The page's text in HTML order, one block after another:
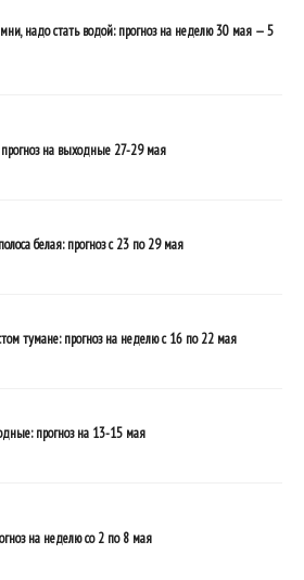
надо стать водой: прогноз на неделю 30 мая — 5
на выходные 27-29 мая
белая: прогноз с 23 по 29 мая
тумане: прогноз на неделю с 16 по 22 мая
прогноз на 13-15 мая
на неделю со 2 по 8 мая